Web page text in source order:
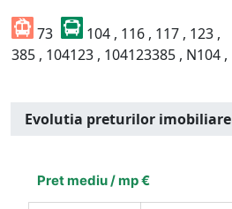
73
104 , 116 , 117 , 123 ,
385 , 104123 , 104123385 , N104 ,
Evolutia preturilor